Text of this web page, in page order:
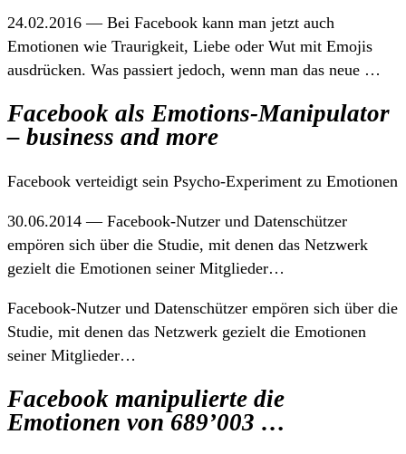
24.02.2016 — Bei Facebook kann man jetzt auch
Emotionen wie Traurigkeit, Liebe oder Wut mit Emojis
ausdrücken. Was passiert jedoch, wenn man das neue …
Facebook als Emotions-Manipulator
– business and more
Facebook verteidigt sein Psycho-Experiment zu Emotionen
30.06.2014 — Facebook-Nutzer und Datenschützer
empören sich über die Studie, mit denen das Netzwerk
gezielt die Emotionen seiner Mitglieder…
Facebook-Nutzer und Datenschützer empören sich über die
Studie, mit denen das Netzwerk gezielt die Emotionen
seiner Mitglieder…
Facebook manipulierte die
Emotionen von 689’003 …